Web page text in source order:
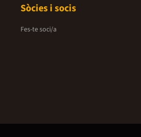
Sòcies i socis
Fes-te soci/a